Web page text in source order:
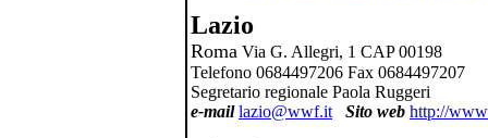
Lazio
Roma Via G. Allegri, 1 CAP 00198
Telefono 0684497206 Fax 0684497207
Segretario regionale Paola Ruggeri
e-mail lazio@wwf.it Sito web http://